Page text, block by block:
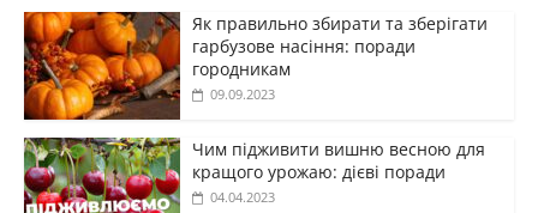
Як правильно збирати та зберігати
гарбузове насіння: поради
городникам
09.09.2023
Чим підживити вишню весною для
кращого урожаю: дієві поради
04.04.2023